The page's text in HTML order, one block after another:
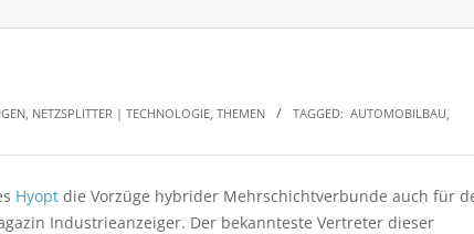
, NETZSPLITTER | TECHNOLOGIE, THEMEN TAGGED: AUTOMOBILBAU,
Hyopt die Vorzüge hybrider Mehrschichtverbunde auch für
Industrieanzeiger. Der bekannteste Vertreter dieser